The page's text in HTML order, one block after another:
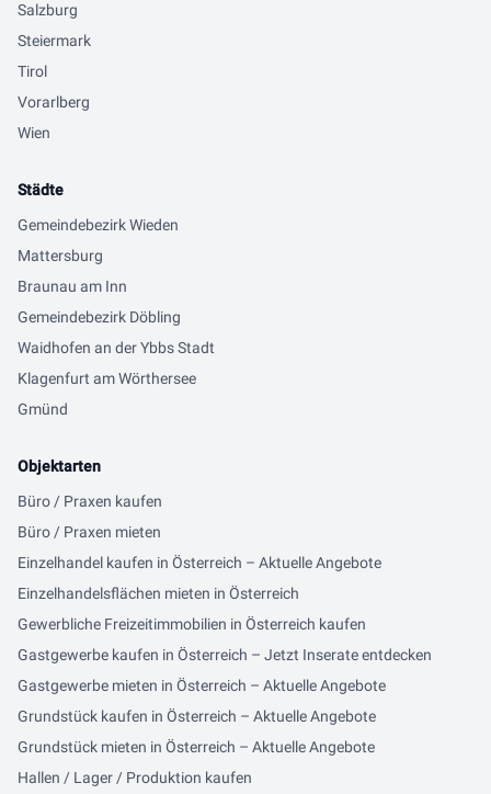
Salzburg
Steiermark
Tirol
Vorarlberg
Wien
Städte
Gemeindebezirk Wieden
Mattersburg
Braunau am Inn
Gemeindebezirk Döbling
Waidhofen an der Ybbs Stadt
Klagenfurt am Wörthersee
Gmünd
Objektarten
Büro / Praxen kaufen
Büro / Praxen mieten
Einzelhandel kaufen in Österreich – Aktuelle Angebote
Einzelhandelsflächen mieten in Österreich
Gewerbliche Freizeitimmobilien in Österreich kaufen
Gastgewerbe kaufen in Österreich – Jetzt Inserate entdecken
Gastgewerbe mieten in Österreich – Aktuelle Angebote
Grundstück kaufen in Österreich – Aktuelle Angebote
Grundstück mieten in Österreich – Aktuelle Angebote
Hallen / Lager / Produktion kaufen